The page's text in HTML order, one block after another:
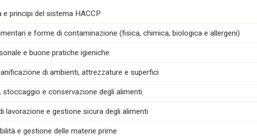
e principi del sistema HACCP
e forme di contaminazione (fisica, chimica, biologica e allergeni)
e buone pratiche igieniche
di ambienti, attrezzature e superfici
stoccaggio e conservazione degli alimenti
lavorazione e gestione sicura degli alimenti
e gestione delle materie prime